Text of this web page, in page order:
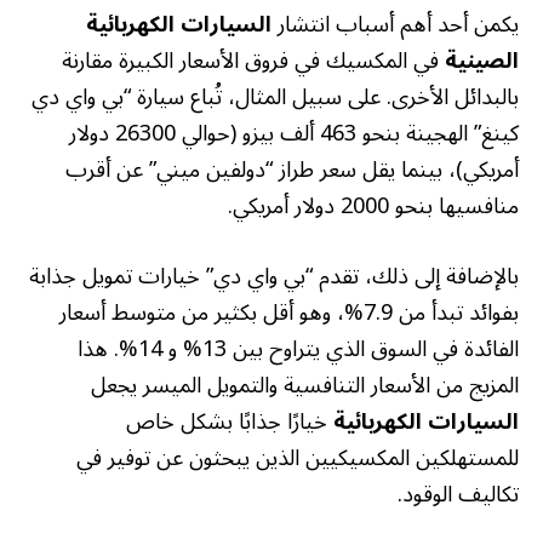
يكمن أحد أهم أسباب انتشارالسيارات الكهربائية
الصينيةفي المكسيك في فروق الأسعار الكبيرة مقارنة
بالبدائل الأخرى. على سبيل المثال، تُباع سيارة “بي واي دي
كينغ” الهجينة بنحو 463 ألف بيزو (حوالي 26300 دولار
أمريكي)، بينما يقل سعر طراز “دولفين ميني” عن أقرب
منافسيها بنحو 2000 دولار أمريكي.
بالإضافة إلى ذلك، تقدم “بي واي دي” خيارات تمويل جذابة
بفوائد تبدأ من 7.9%، وهو أقل بكثير من متوسط أسعار
الفائدة في السوق الذي يتراوح بين 13% و 14%. هذا
المزيج من الأسعار التنافسية والتمويل الميسر يجعل
السيارات الكهربائيةخيارًا جذابًا بشكل خاص
للمستهلكين المكسيكيين الذين يبحثون عن توفير في
تكاليف الوقود.